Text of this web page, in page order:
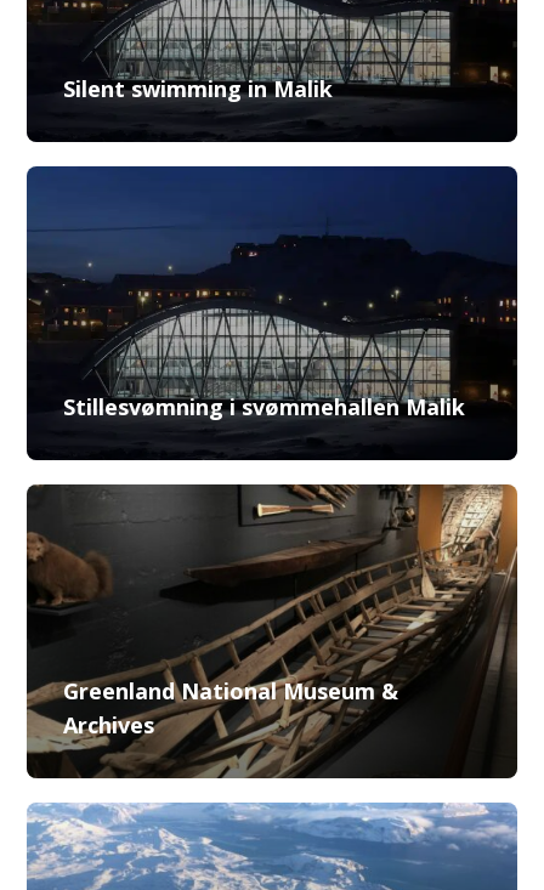
Silent swimming in Malik
Stillesvømning i svømmehallen Malik
Greenland National Museum &
Archives